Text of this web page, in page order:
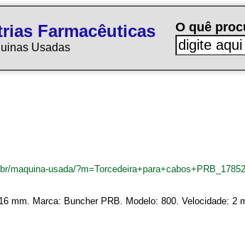
Farmacêuticas
Usadas
O quê
maquina-usada/
mm. Marca: Buncher PRB. Modelo: 800. Velocidade: